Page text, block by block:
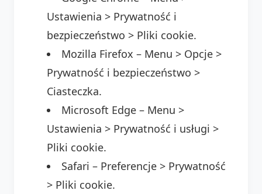
Ustawienia > Prywatność i
bezpieczeństwo > Pliki cookie.
Mozilla Firefox – Menu > Opcje >
Prywatność i bezpieczeństwo >
Ciasteczka.
Microsoft Edge – Menu >
Ustawienia > Prywatność i usługi >
Pliki cookie.
Safari – Preferencje > Prywatność
> Pliki cookie.